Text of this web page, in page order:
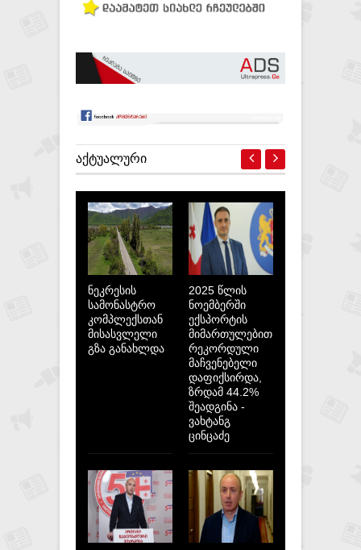
ᲐᲥᲢᲣᲐᲚᲣᲠᲘ
ნეკრესის
სამონასტრო
კომპლექსთან
მისასვლელი
გზა განახლდა
2025 წლის
ნოემბერში
ექსპორტის
მიმართულებით
რეკორდული
მაჩვენებელი
დაფიქსირდა,
ზრდამ 44.2%
შეადგინა -
ვახტანგ
ცინცაძე